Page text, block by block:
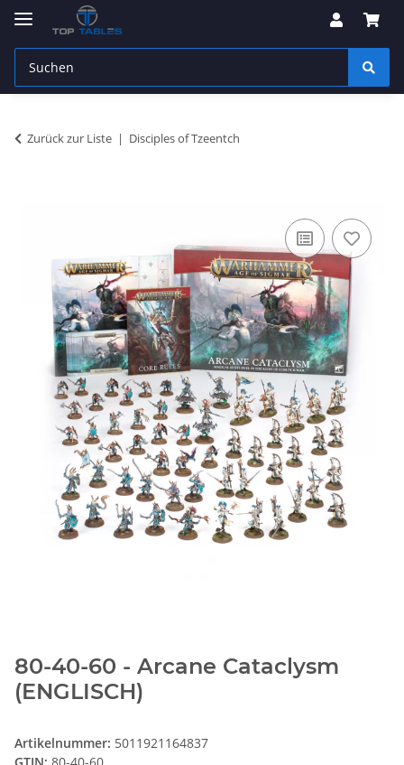
Zurück zur Liste Disciples of Tzeentch
80-40-60 - Arcane Cataclysm
(ENGLISCH)
Artikelnummer: 5011921164837